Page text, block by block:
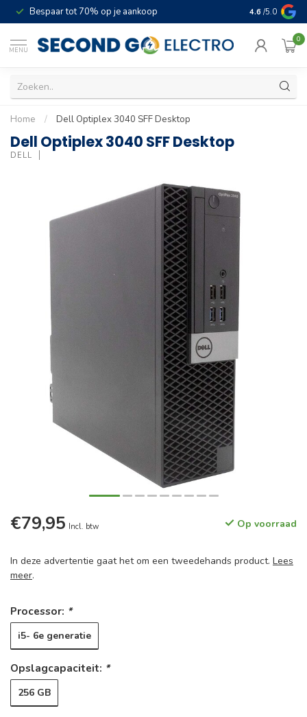
Bespaar tot 70% op je aankoop 4.6 /5.0
MENU
0
Home / Dell Optiplex 3040 SFF Desktop
Dell Optiplex 3040 SFF Desktop
DELL
€79,95 Incl. btw Op voorraad
In deze advertentie gaat het om een tweedehands product. Lees
meer.
Processor: *
i5- 6e generatie
Opslagcapaciteit: *
256 GB